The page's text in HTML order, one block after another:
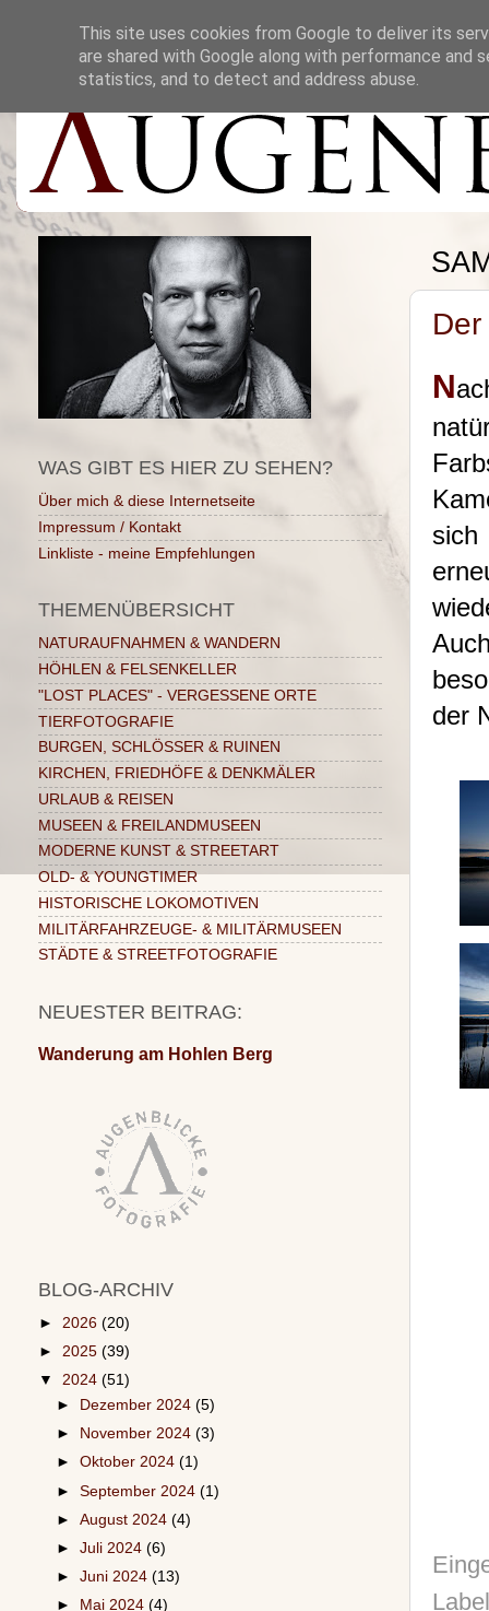
N
der
WAS GIBT ES HIER ZU SEHEN?
Über mich & diese Internetseite
Impressum / Kontakt
Linkliste - meine Empfehlungen
THEMENÜBERSICHT
NATURAUFNAHMEN & WANDERN
HÖHLEN & FELSENKELLER
"LOST PLACES" - VERGESSENE ORTE
TIERFOTOGRAFIE
BURGEN, SCHLÖSSER & RUINEN
KIRCHEN, FRIEDHÖFE & DENKMÄLER
URLAUB & REISEN
MUSEEN & FREILANDMUSEEN
MODERNE KUNST & STREETART
OLD- & YOUNGTIMER
HISTORISCHE LOKOMOTIVEN
MILITÄRFAHRZEUGE- & MILITÄRMUSEEN
STÄDTE & STREETFOTOGRAFIE
NEUESTER BEITRAG:
Wanderung am Hohlen Berg
BLOG-ARCHIV
► 2026 (20)
► 2025 (39)
▼ 2024 (51)
►
Dezember 2024(5)
►
November 2024(3)
►Oktober 2024(1)
►September 2024(1)
►August 2024(4)
►Juli 2024(6)
►Juni 2024(13)
►
Mai 2024(4)
This site uses cookies from Google to deliver its
are shared with Google along with performance
statistics, and to detect and address abuse.